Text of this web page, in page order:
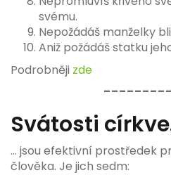
svému.
Nepožádáš manželky
Aniž požádáš statku
Podrobněji zde
Svátosti
... jsou efektivní prostředek
člověka. Je jich sedm: